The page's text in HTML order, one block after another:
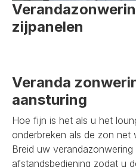
zijpanelen
Veranda
aansturing
Hoe fijn is het als u het
onderbreken als de zon
Breid uw verandazonwering
afstandsbediening zodat u